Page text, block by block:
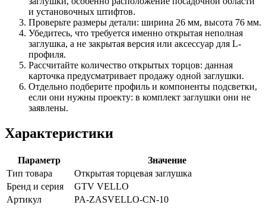
и установочных штифтов.
Проверьте размеры детали: ширина 26 мм, высота 76 мм.
Убедитесь, что требуется именно открытая неполная
заглушка, а не закрытая версия или аксессуар для L-
профиля.
Рассчитайте количество открытых торцов: данная
карточка предусматривает продажу одной заглушки.
Отдельно подберите профиль и компоненты подсветки,
если они нужны проекту: в комплект заглушки они не
заявлены.
Характеристики
Параметр
Значение
Тип товара
Открытая торцевая заглушка
Бренд и серия
GTV VELLO
Артикул
PA-ZASVELLO-CN-10